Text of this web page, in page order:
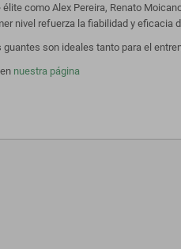
como Alex Pereira, Renato
nivel refuerza la fiabilidad y eficacia
son ideales tanto para el
nuestra página